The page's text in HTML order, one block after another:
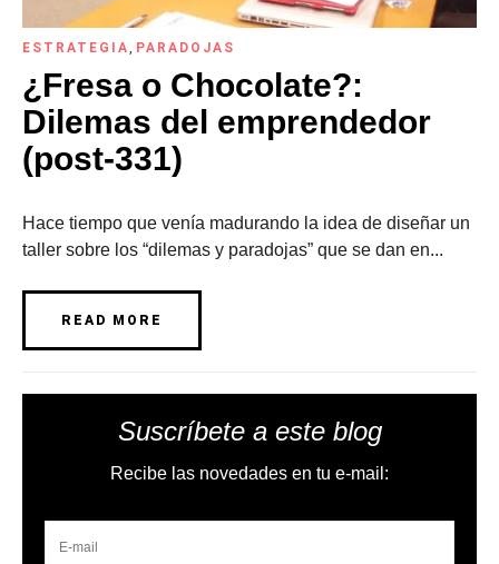
ESTRATEGIA, PARADOJAS
¿Fresa o Chocolate?:
Dilemas del emprendedor
(post-331)
Hace tiempo que venía madurando la idea de diseñar un
taller sobre los “dilemas y paradojas” que se dan en...
READ MORE
Suscríbete a este blog
Recibe las novedades en tu e-mail: